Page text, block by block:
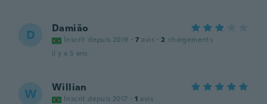
D Damião
Inscrit depuis 2019 · 7 avis · 2 chargements
il y a 5 ans
W Willian
Inscrit depuis 2017 · 1 avis